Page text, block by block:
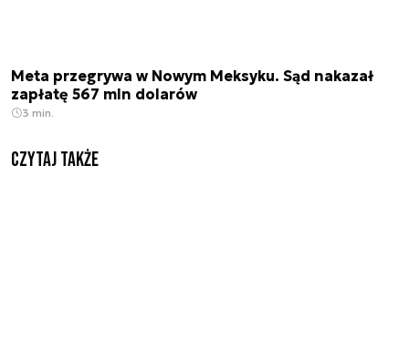
Meta przegrywa w Nowym Meksyku. Sąd nakazał
zapłatę 567 mln dolarów
3 min.
Czytaj także